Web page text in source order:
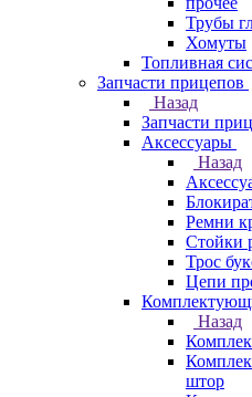
Трубы
Хомуты
Топливная
Запчасти прицепов
Назад
Запчасти
Аксессуары
Назад
Ремни
Стойки
Трос
Цепи
Назад
штор